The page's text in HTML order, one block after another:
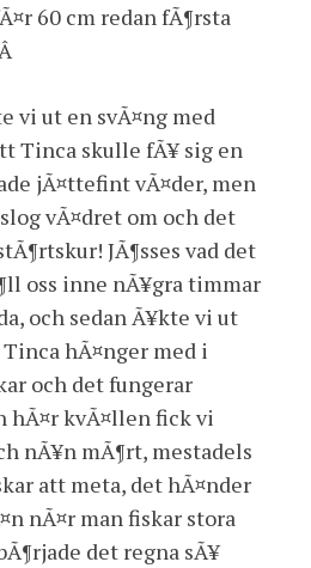
60 cm redan fÃ¶rsta
vi ut en svÃ¤ng med
Tinca skulle fÃ¥ sig en
jÃ¤ttefint vÃ¤der, men
vÃ¤dret om och det
JÃ¶sses vad det
oss inne nÃ¥gra timmar
och sedan Ã¥kte vi ut
hÃ¤nger med i
och det fungerar
hÃ¤r kvÃ¤llen fick vi
nÃ¥n mÃ¶rt, mestadels
att meta, det hÃ¤nder
nÃ¤r man fiskar stora
det regna sÃ¥